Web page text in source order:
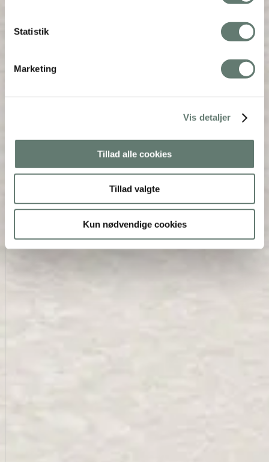
Statistik
Marketing
Vis detaljer
Tillad alle cookies
Tillad valgte
Kun nødvendige cookies